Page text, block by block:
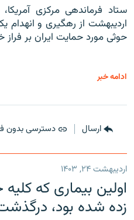
اردیبهشت از رهگیری و انهدام
حوثی‌ مورد حمایت ایران بر
ادامه خبر
ارسال دسترسی بدون
اردیبهشت ۲۴, ۱۴۰۳
اولین بیماری که
زده شده بود،